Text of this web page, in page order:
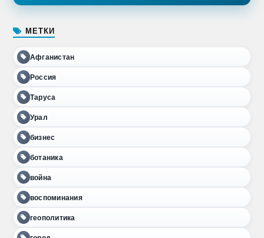
МЕТКИ
Афганистан
Россия
Таруса
Урал
бизнес
ботаника
война
воспоминания
геополитика